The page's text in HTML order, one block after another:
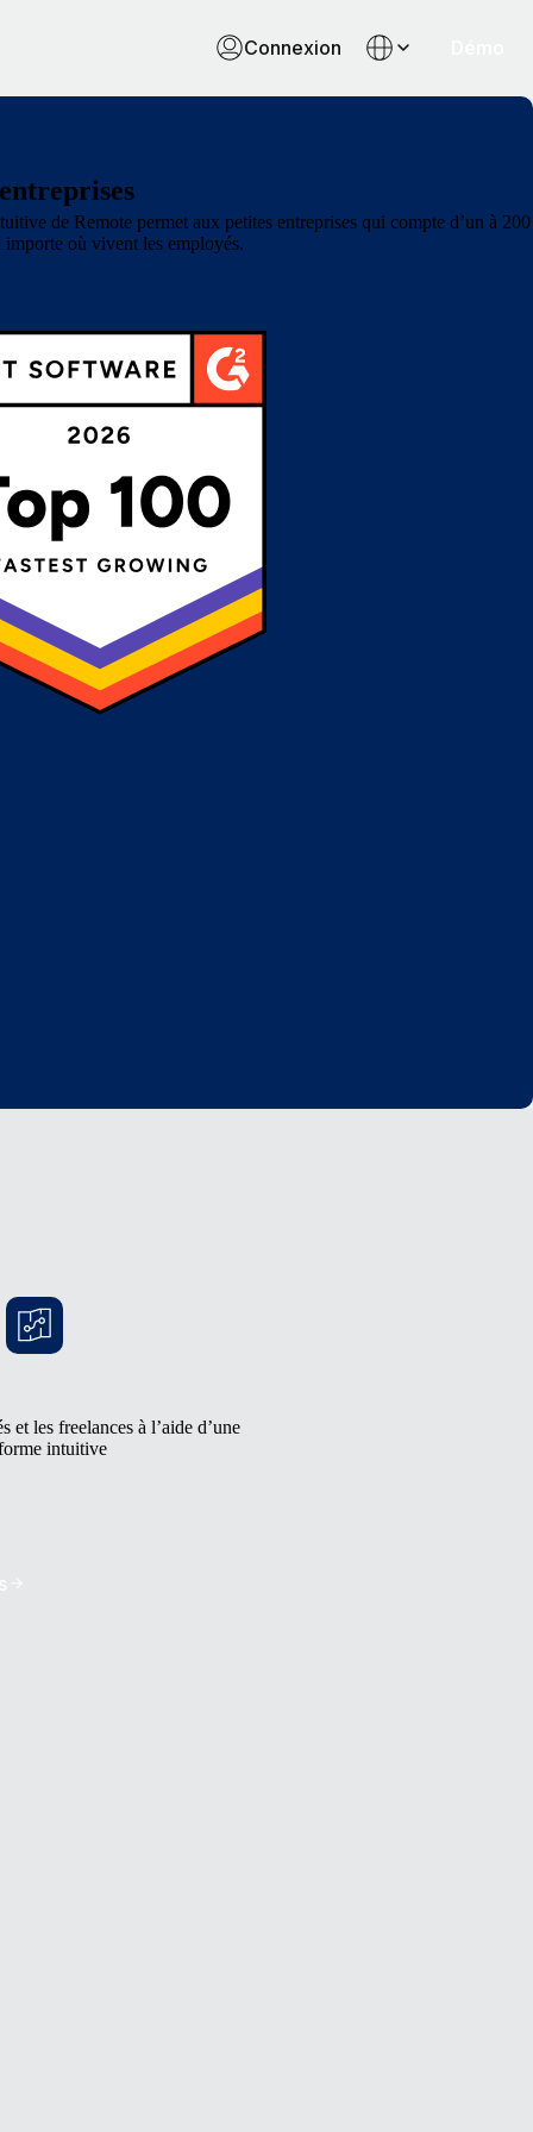
Connexion
de Remote permet aux petites entreprises qui compte d’un à 200
importe où vivent les employés.
et les freelances à l’aide d’une
intuitive